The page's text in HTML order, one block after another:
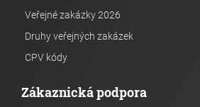
Veřejné zakázky 2026
Druhy veřejných zakázek
CPV kódy
Zákaznická podpora